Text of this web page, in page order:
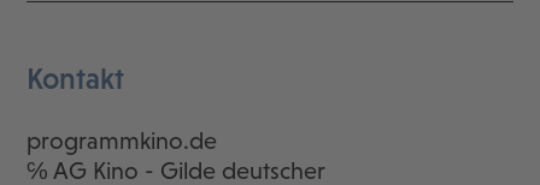
Kontakt
programmkino.de
℅ AG Kino - Gilde deutscher